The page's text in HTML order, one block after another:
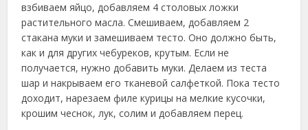
взбиваем яйцо, добавляем 4 столовых ложки
растительного масла. Смешиваем, добавляем 2
стакана муки и замешиваем тесто. Оно должно быть,
как и для других чебуреков, крутым. Если не
получается, нужно добавить муки. Делаем из теста
шар и накрываем его тканевой салфеткой. Пока тесто
доходит, нарезаем филе курицы на мелкие кусочки,
крошим чеснок, лук, солим и добавляем перец.